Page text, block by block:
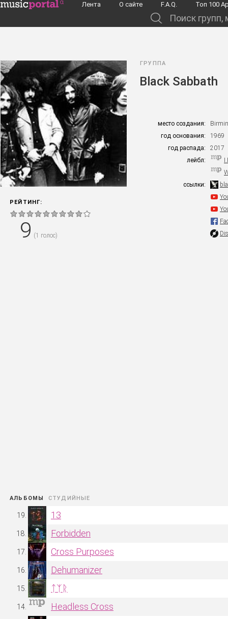
Перейти к основному содержанию
Лента О сайте F.A.Q. Toп 100
РЕЙТИНГ:
9 (1 голос)
ГРУППА
Black Sabbath
место создания:
год основания:
1969
год распада:
2017
лейбл:
ссылки:
АЛЬБОМЫ
13
Forbidden
Cross Purposes
Dehumanizer
ᛏᛉᚱ
Headless Cross